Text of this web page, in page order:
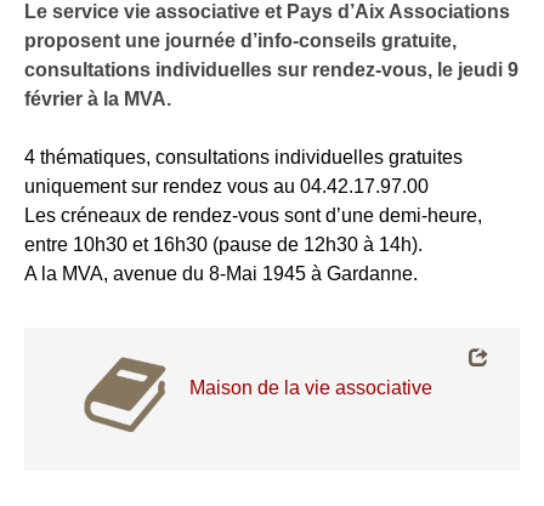
Le service vie associative et Pays d’Aix Associations
proposent une journée d’info-conseils gratuite,
consultations individuelles sur rendez-vous, le jeudi 9
février à la MVA.
4 thématiques, consultations individuelles gratuites
uniquement sur rendez vous au 04.42.17.97.00
Les créneaux de rendez-vous sont d’une demi-heure,
entre 10h30 et 16h30 (pause de 12h30 à 14h).
A la MVA, avenue du 8-Mai 1945 à Gardanne.
Maison de la vie associative